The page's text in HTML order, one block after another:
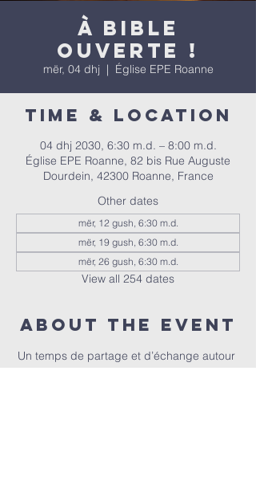
À bible
ouverte !
mër, 04 dhj
  |
Église EPE Roanne
Time & Location
04 dhj 2030, 6:30 m.d. – 8:00 m.d.
Église EPE Roanne, 82 bis Rue Auguste
Dourdein, 42300 Roanne, France
Other dates
mër, 12 gush, 6:30 m.d.
mër, 19 gush, 6:30 m.d.
mër, 26 gush, 6:30 m.d.
View all 254 dates
About the event
Un temps de partage et d’échange autour